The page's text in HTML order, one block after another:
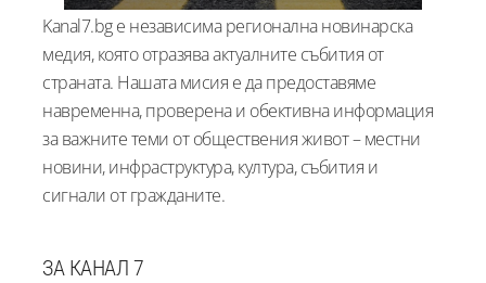
Kanal7.bg е независима регионална новинарска
медия, която отразява актуалните събития от
страната. Нашата мисия е да предоставяме
навременна, проверена и обективна информация
за важните теми от обществения живот – местни
новини, инфраструктура, култура, събития и
сигнали от гражданите.
ЗА КАНАЛ 7